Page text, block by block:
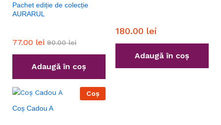
Pachet ediție de colecție
AURARUL
77.00 lei 90.00lei
Adaugă în coș
180.00 lei
Adaugă în coș
Coș
Coș Cadou A